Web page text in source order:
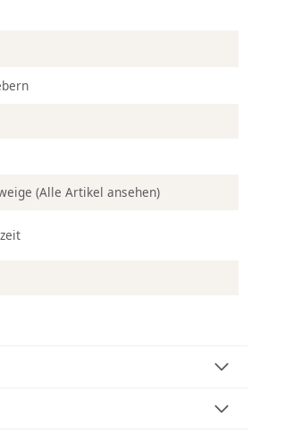
(Alle Artikel ansehen)